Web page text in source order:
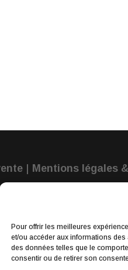
Pour offrir les meilleures
et/ou accéder aux informations
des données telles que le
consentir ou de retirer son
| Mentions légales
– Annie Launay